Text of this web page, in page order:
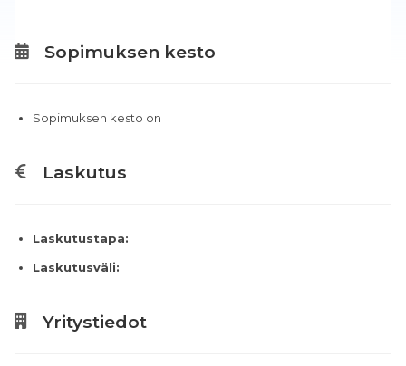
Sopimuksen kesto
Sopimuksen kesto on
Laskutus
Laskutustapa:
Laskutusväli:
Yritystiedot